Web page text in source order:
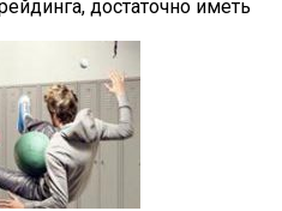
достаточно иметь